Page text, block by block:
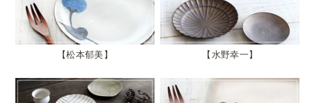
松本郁美 水野幸一